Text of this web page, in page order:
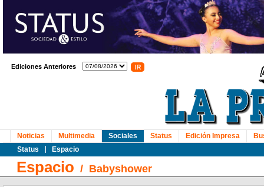
Ediciones Anteriores
Noticias Multimedia
Sociales
Status
Espacio
Status Edición Impresa
Espacio / Babyshower